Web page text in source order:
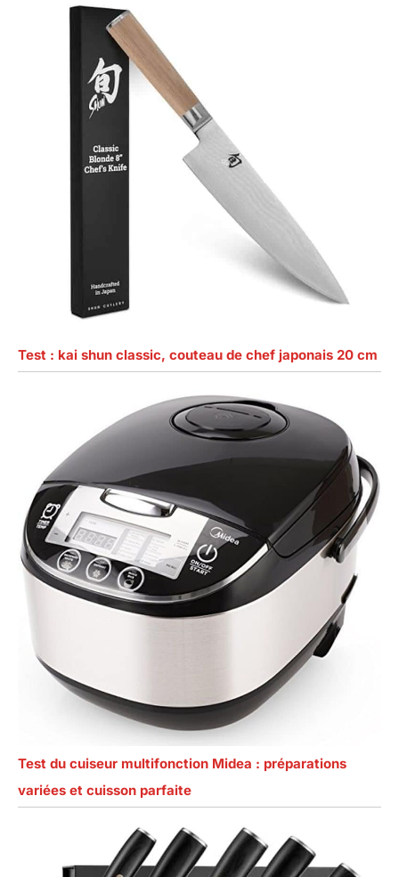
Test : kai shun classic, couteau de chef japonais 20 cm
Test du cuiseur multifonction Midea : préparations
variées et cuisson parfaite